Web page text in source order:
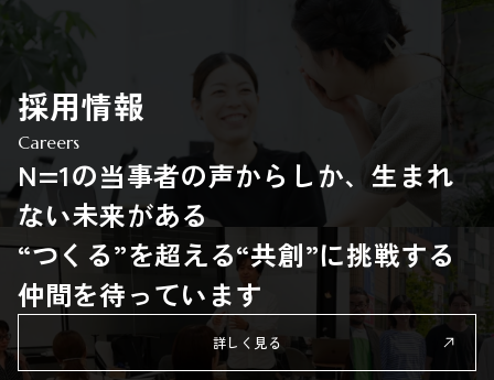
採用情報
Careers
N=1の当事者の声からしか、生まれ
ない未来がある
“つくる”を超える“共創”に挑戦する
仲間を待っています
詳しく見る